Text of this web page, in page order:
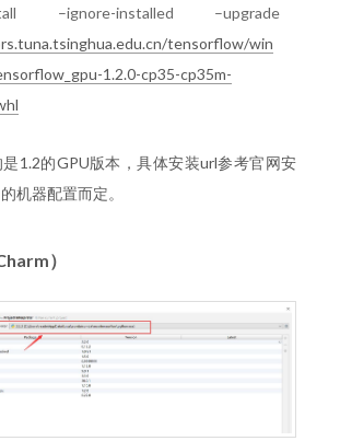
–ignore-installed –upgrade
tensorflow/win
1.2.0-cp35-cp35m-
的GPU版本，具体安装url参考官网安
机器配置而定。
）